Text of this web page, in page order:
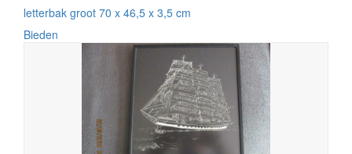
letterbak groot 70 x 46,5 x 3,5 cm
Bieden